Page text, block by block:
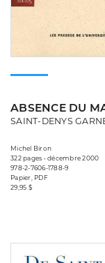
ABSENCE DU
SAINT-DENYS
Michel Biron
322 pages • décembre 2000
978-2-7606-1788-9
Papier, PDF
29,95 $